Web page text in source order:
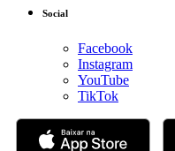
Social
Facebook
Instagram
YouTube
TikTok